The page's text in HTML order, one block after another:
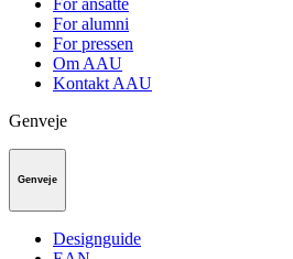
For alumni
For pressen
Om AAU
Kontakt AAU
Genveje
Genveje
Designguide